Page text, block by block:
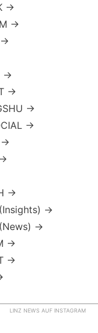
→
→
→
→
→
→
→
→
→
→
→
→
→
LINZ NEWS AUF INSTAGRAM